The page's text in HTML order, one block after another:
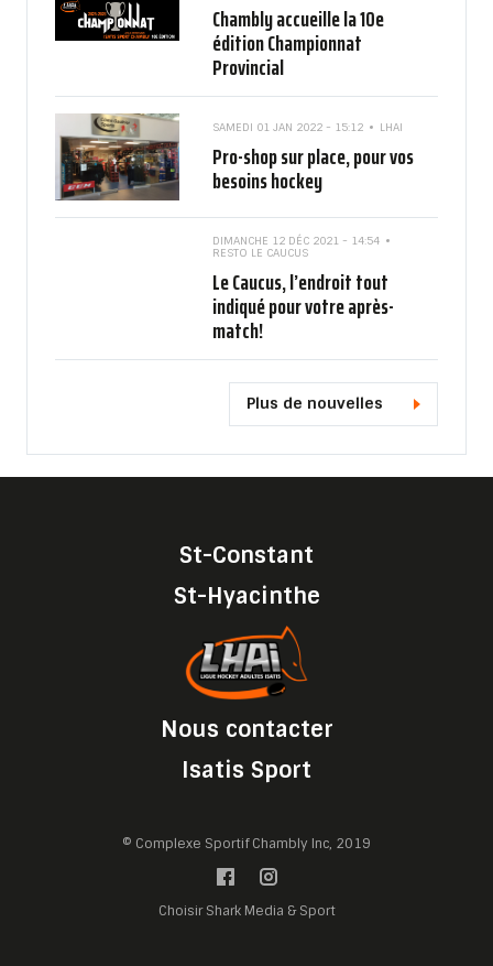
Chambly accueille la 10e
édition Championnat
Provincial
SAMEDI 01 JAN 2022 - 15:12 LHAI
Pro-shop sur place, pour vos
besoins hockey
DIMANCHE 12 DÉC 2021 - 14:54
RESTO LE CAUCUS
Le Caucus, l’endroit tout
indiqué pour votre après-
match!
Plus de nouvelles
St-Constant
St-Hyacinthe
Nous contacter
Isatis Sport
© Complexe Sportif Chambly Inc, 2019
Choisir Shark Media & Sport